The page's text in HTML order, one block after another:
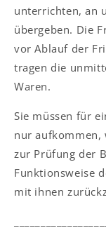
unterrichten, an
übergeben. Die
vor Ablauf der
tragen die
Waren.
Sie müssen für
nur aufkommen,
zur Prüfung der
Funktionsweise
mit ihnen